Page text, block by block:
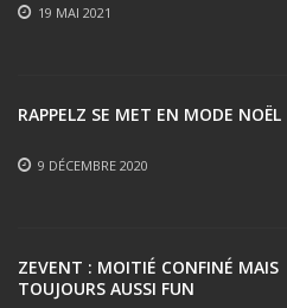
19 MAI 2021
RAPPELZ SE MET EN MODE NOËL
9 DÉCEMBRE 2020
ZEVENT : MOITIÉ CONFINÉ MAIS
TOUJOURS AUSSI FUN